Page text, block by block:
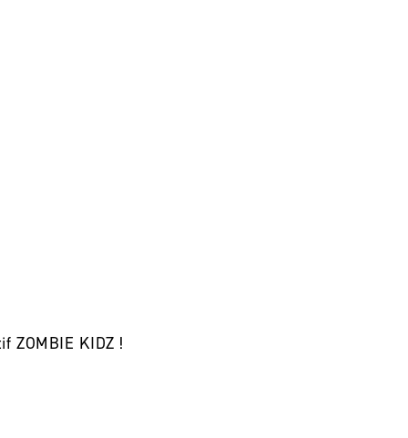
ZOMBIE KIDZ !